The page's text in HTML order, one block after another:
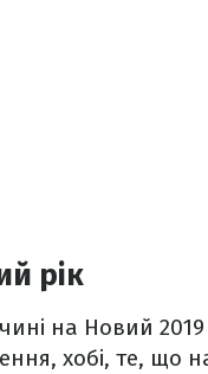
рік
на Новий 2019
хобі, те, що